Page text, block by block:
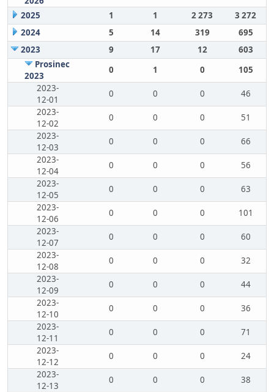
2025
1 1 2 273
3 272
2024
5 14 319
695
2023
9 17 12
603
Prosinec
2023
0 1 0
105
2023-
12-01
0 0 0
46
2023-
12-02
0 0 0
51
2023-
12-03
0 0 0
66
2023-
12-04
0 0 0
56
2023-
12-05
0 0 0
63
2023-
12-06
0 0 0
101
2023-
12-07
0 0 0
60
2023-
12-08
0 0 0
32
2023-
12-09
0 0 0
44
2023-
12-10
0 0 0
36
2023-
12-11
0 0 0
71
2023-
12-12
0 0 0
24
2023-
12-13
0 0 0
38